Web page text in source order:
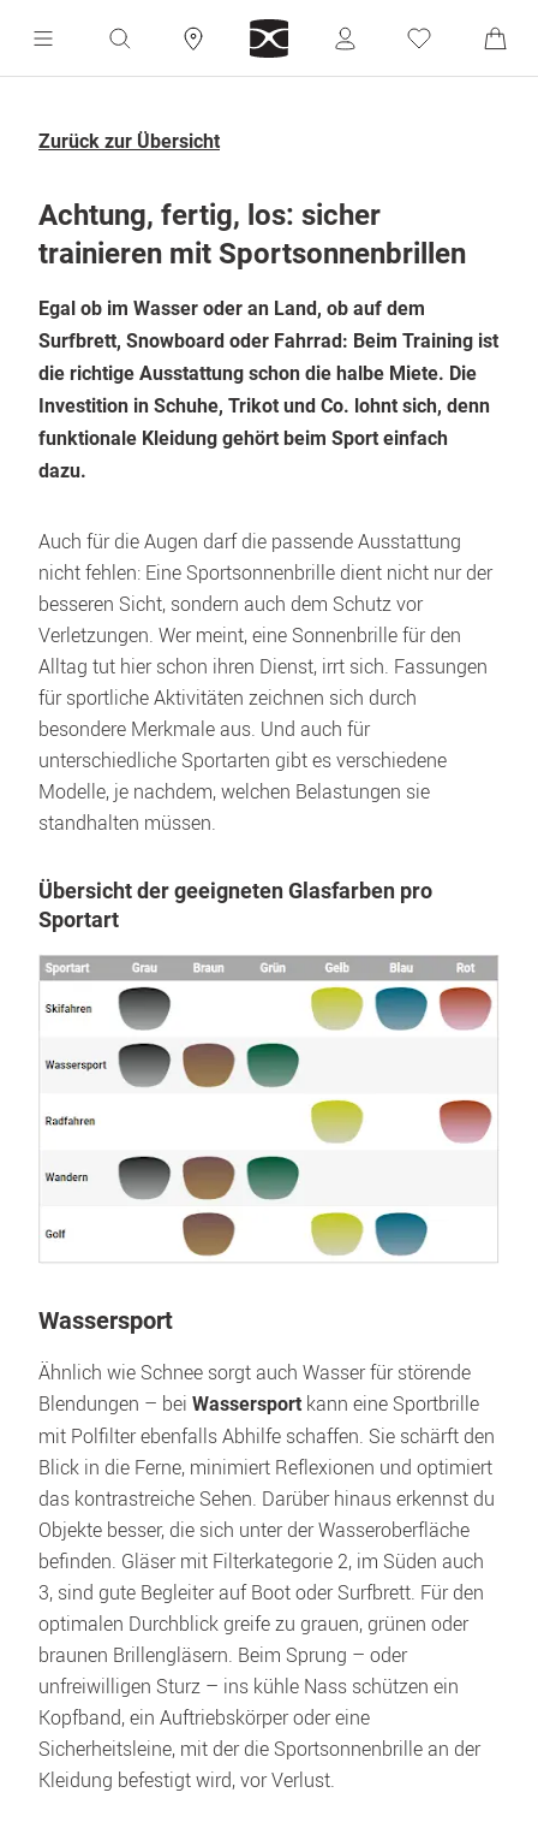
Zurück zur Übersicht
Achtung, fertig, los: sicher
trainieren mit Sportsonnenbrillen
Egal ob im Wasser oder an Land, ob auf dem
Surfbrett, Snowboard oder Fahrrad: Beim Training ist
die richtige Ausstattung schon die halbe Miete. Die
Investition in Schuhe, Trikot und Co. lohnt sich, denn
funktionale Kleidung gehört beim Sport einfach
dazu.
Auch für die Augen darf die passende Ausstattung
nicht fehlen: Eine Sportsonnenbrille dient nicht nur der
besseren Sicht, sondern auch dem Schutz vor
Verletzungen. Wer meint, eine Sonnenbrille für den
Alltag tut hier schon ihren Dienst, irrt sich. Fassungen
für sportliche Aktivitäten zeichnen sich durch
besondere Merkmale aus. Und auch für
unterschiedliche Sportarten gibt es verschiedene
Modelle, je nachdem, welchen Belastungen sie
standhalten müssen.
Übersicht der geeigneten Glasfarben pro
Sportart
Wassersport
Ähnlich wie Schnee sorgt auch Wasser für störende
Blendungen – bei Wassersport kann eine Sportbrille
mit Polfilter ebenfalls Abhilfe schaffen. Sie schärft den
Blick in die Ferne, minimiert Reflexionen und optimiert
das kontrastreiche Sehen. Darüber hinaus erkennst du
Objekte besser, die sich unter der Wasseroberfläche
befinden. Gläser mit Filterkategorie 2, im Süden auch
3, sind gute Begleiter auf Boot oder Surfbrett. Für den
optimalen Durchblick greife zu grauen, grünen oder
braunen Brillengläsern. Beim Sprung – oder
unfreiwilligen Sturz – ins kühle Nass schützen ein
Kopfband, ein Auftriebskörper oder eine
Sicherheitsleine, mit der die Sportsonnenbrille an der
Kleidung befestigt wird, vor Verlust.